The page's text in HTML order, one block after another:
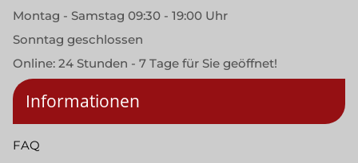
Montag - Samstag 09:30 - 19:00 Uhr
Sonntag geschlossen
Online: 24 Stunden - 7 Tage für Sie geöffnet!
Informationen
FAQ